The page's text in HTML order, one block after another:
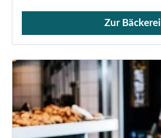
Verkauf von Brötchen,
Zur Bäckerei